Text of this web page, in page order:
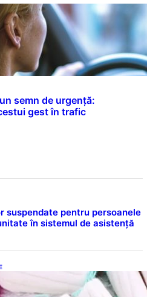
semn de urgență:
gest în trafic
suspendate pentru persoanele
în sistemul de asistență
menstruale: O analiză profundă
de metale toxice